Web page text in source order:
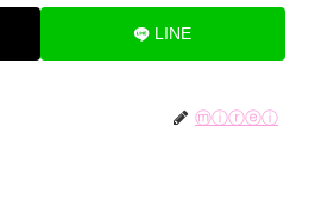
LINE
ⓜⓘⓡⓔⓘ